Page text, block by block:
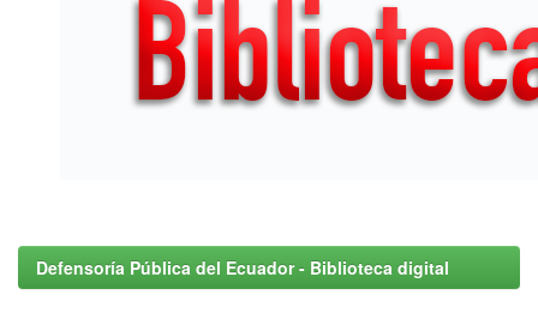
Defensoría Pública del Ecuador - Biblioteca digital